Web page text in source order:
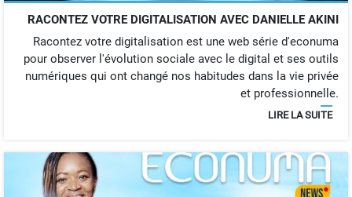
RACONTEZ VOTRE DIGITALISATION AVEC DANIELLE AKINI
Racontez votre digitalisation est une web série d'econuma
pour observer l'évolution sociale avec le digital et ses outils
numériques qui ont changé nos habitudes dans la vie privée
et professionnelle.
LIRE LA SUITE